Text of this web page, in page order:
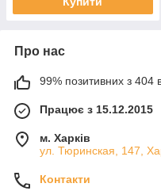
Про нас
99% позитивних з 404
Працює з 15.12.2015
м. Харків
ул. Тюринская, 147,
Контакти